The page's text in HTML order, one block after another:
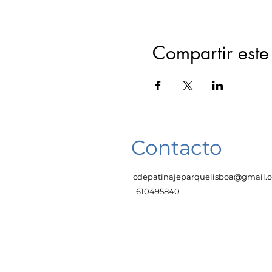
Compartir
Contacto
610495840